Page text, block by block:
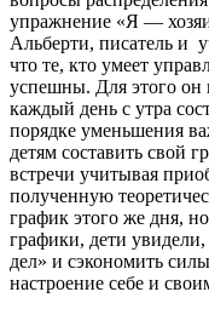
упражнение «Я —
Альберти, писатель и
что те, кто умеет
успешны. Для этого он
каждый день с утра
порядке уменьшения
детям составить свой
встречи учитывая
полученную
график этого же дня,
графики, дети
дел» и сэкономить
настроение себе и